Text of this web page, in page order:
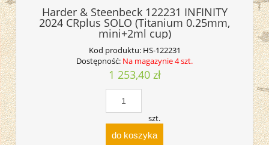
Harder & Steenbeck 122231 INFINITY
2024 CRplus SOLO (Titanium 0.25mm,
mini+2ml cup)
Kod produktu: HS-122231
Dostępność: Na magazynie 4 szt.
1 253,40 zł
szt.
do koszyka